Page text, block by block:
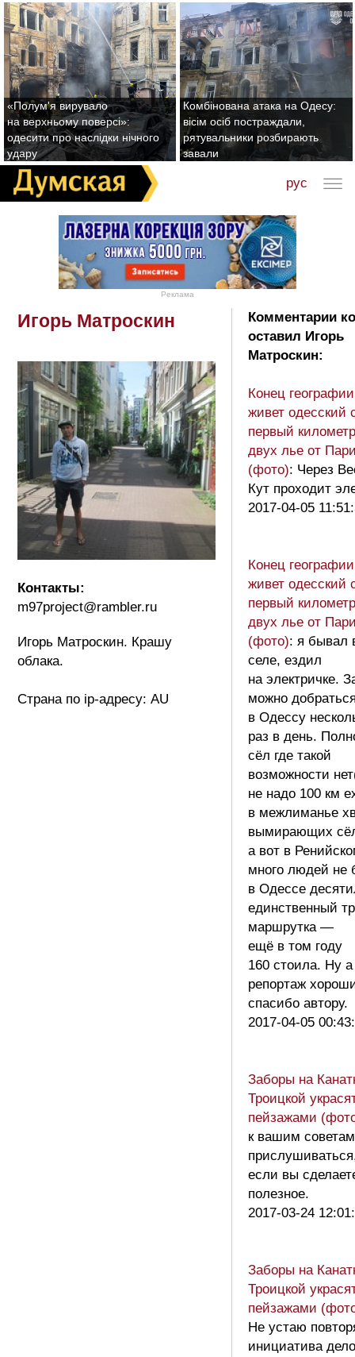
«Полум'я вирувало
на верхньому поверсі»:
одесити про наслідки нічного
удару
Комбінована атака на Одесу:
вісім осіб постраждали,
рятувальники розбирають
завали
рус
Реклама
Игорь Матроскин
Контакты:
m97project@rambler.ru
Игорь Матроскин. Крашу
облака.
Страна по ip-адресу: AU
Комментарии
оставил Игорь
Матроскин:
Конец
живет одесский
первый
двух лье от
(фото): Через
Кут проходит
2017-04-05
Конец
живет одесский
первый
двух лье от
(фото): я бывал
селе, ездил
на электричке.
можно
в Одессу
раз в день.
сёл где такой
возможности
не надо 100 км
в межлиманье
вымирающих
а вот в
много людей не
в Одессе
единственный
маршрутка —
ещё в том году
160 стоила. Ну
репортаж
спасибо автору.
2017-04-05
Заборы на
Троицкой
пейзажами
к вашим
если вы
полезное.
2017-03-24
Заборы на
Троицкой
пейзажами
Не устаю
инициатива дело